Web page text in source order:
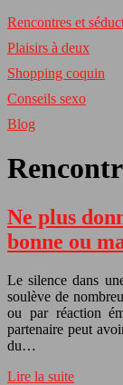
Rencontres et
Plaisirs à deux
Shopping coquin
Conseils sexo
Blog
Ne plus
bonne ou
Le silence dans
soulève de
ou par réaction
partenaire peut
du…
Lire la suite